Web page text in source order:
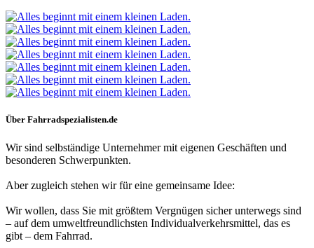
Über Fahrradspezialisten.de
Wir sind selbständige Unternehmer mit eigenen Geschäften und
besonderen Schwerpunkten.
Aber zugleich stehen wir für eine gemeinsame Idee:
Wir wollen, dass Sie mit größtem Vergnügen sicher unterwegs sind
– auf dem umweltfreundlichsten Individualverkehrsmittel, das es
gibt – dem Fahrrad.